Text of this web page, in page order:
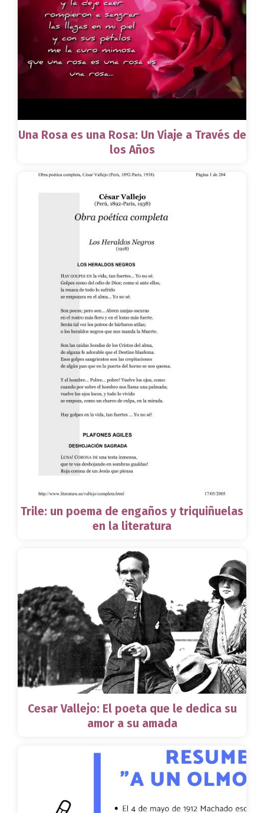
Una Rosa es una Rosa: Un Viaje a Través de
los Años
Trile: un poema de engaños y triquiñuelas
en la literatura
Cesar Vallejo: El poeta que le dedica su
amor a su amada